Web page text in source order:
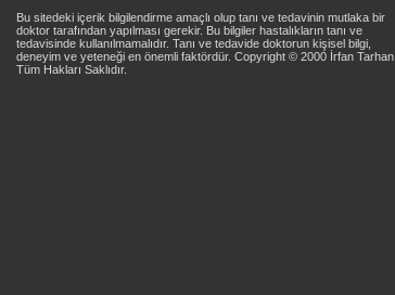
Bu sitedeki içerik bilgilendirme amaçlı olup tanı ve tedavinin mutlaka bir
doktor tarafından yapılması gerekir. Bu bilgiler hastalıkların tanı ve
tedavisinde kullanılmamalıdır. Tanı ve tedavide doktorun kişisel bilgi,
deneyim ve yeteneği en önemli faktördür. Copyright © 2000 İrfan Tarhan
Tüm Hakları Saklıdır.